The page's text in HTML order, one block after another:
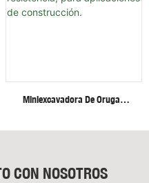
Miniexcavadora De Orugas
Eficiente Y De Alta Resistencia,
CON NOSOTROS